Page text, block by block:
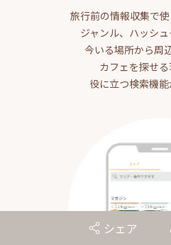
旅行前の情報収集で使
ジャンル、ハッシュ
今いる場所から周
カフェを探せ
役に立つ検索機能
シェア